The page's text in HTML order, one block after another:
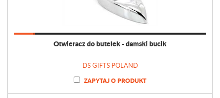
Otwieracz do butelek - damski bucik
DS GIFTS POLAND
ZAPYTAJ O PRODUKT